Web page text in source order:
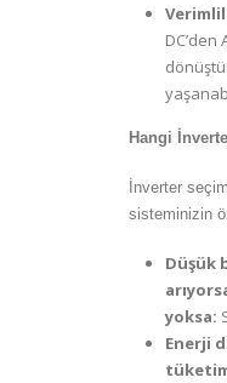
DC’den
Hangi
İnverter
sisteminizin
Düşük
yoksa:
Enerji